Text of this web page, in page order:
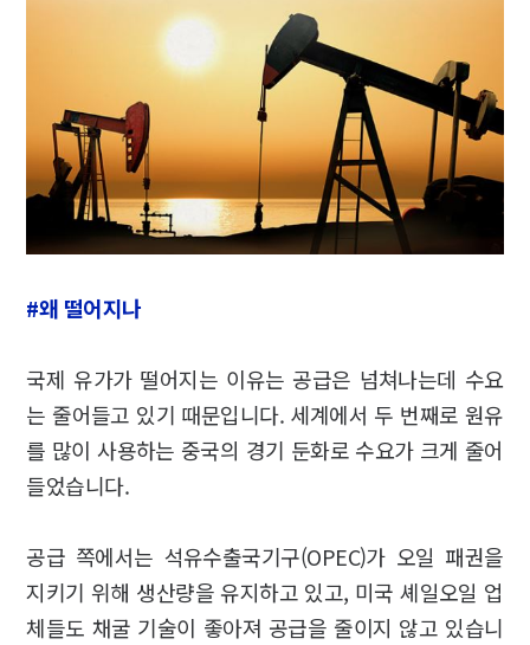
#왜 떨어지나
국제 유가가 떨어지는 이유는 공급은 넘쳐나는데 수요
는 줄어들고 있기 때문입니다. 세계에서 두 번째로 원유
를 많이 사용하는 중국의 경기 둔화로 수요가 크게 줄어
들었습니다.
공급 쪽에서는 석유수출국기구(OPEC)가 오일 패권을
지키기 위해 생산량을 유지하고 있고, 미국 셰일오일 업
체들도 채굴 기술이 좋아져 공급을 줄이지 않고 있습니